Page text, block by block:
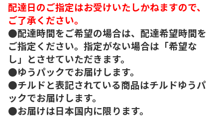
配達日のご指定はお受けいたしかねますので、
ご了承ください。
●配達時間をご希望の場合は、配達希望時間を
ご指定ください。指定がない場合は「希望な
し」とさせていただきます。
●ゆうパックでお届けします。
●チルドと表記されている商品はチルドゆうパ
ックでお届けします。
●お届けは日本国内に限ります。